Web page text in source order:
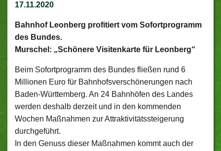
17.11.2020
Bahnhof Leonberg profitiert vom Sofortprogramm
des Bundes.
Murschel: „Schönere Visitenkarte für Leonberg“
Beim Sofortprogramm des Bundes fließen rund 6
Millionen Euro für Bahnhofsverschönerungen nach
Baden-Württemberg. An 24 Bahnhöfen des Landes
werden deshalb derzeit und in den kommenden
Wochen Maßnahmen zur Attraktivitätssteigerung
durchgeführt.
In den Genuss dieser Maßnahmen kommt auch der